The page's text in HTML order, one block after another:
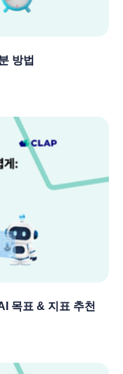
방법
목표 & 지표 추천